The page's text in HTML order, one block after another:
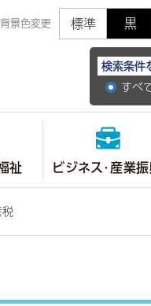
背景色変更 標準 黒
常陸
検索条件
すべ
祉 ビジネス・産業
税